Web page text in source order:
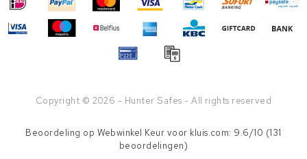
Copyright © 2026 - Hunter Safes - All rights reserved
Beoordeling op Webwinkel Keur voor kluis.com: 9.6/10 (131
beoordelingen)